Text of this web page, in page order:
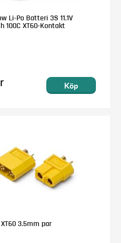
Li-Po Batteri 3S 11.1V
100C XT60-Kontakt
Köp
3.5mm par